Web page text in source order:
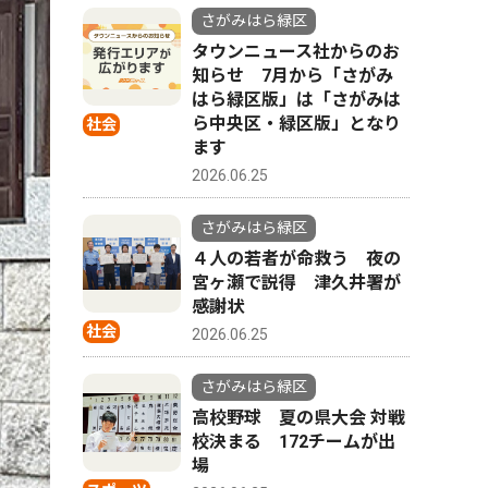
社会
さがみはら緑区
タウンニュース社からのお
知らせ 7月から「さがみ
はら緑区版」は「さがみは
ら中央区・緑区版」となり
ます
2026.06.25
社会
さがみはら緑区
４人の若者が命救う 夜の
宮ヶ瀬で説得 津久井署が
感謝状
2026.06.25
さがみはら緑区
高校野球 夏の県大会 対戦
校決まる 172チームが出
場